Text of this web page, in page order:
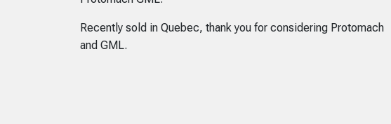
Recently sold in Quebec, thank you for considering Protomach
and GML.